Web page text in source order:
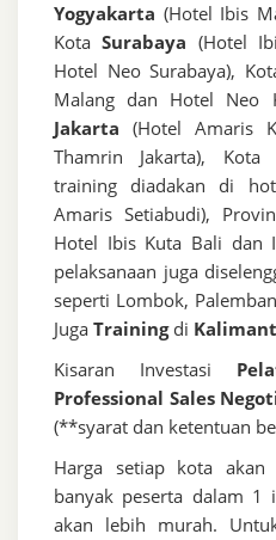
Yogyakarta (Hotel Ibis
KotaSurabaya (Hotel
Hotel Neo Surabaya),
Malang dan Hotel Neo
Jakarta (Hotel Amaris
Thamrin Jakarta), Kota
training diadakan di
Amaris Setiabudi),
Hotel Ibis Kuta Bali dan
pelaksanaan juga
seperti Lombok,
Juga Trainingdi
Kisaran Investasi
Professional Sales
(**syarat dan ketentuan
Harga setiap kota akan
banyak peserta dalam 1
akan lebih murah.